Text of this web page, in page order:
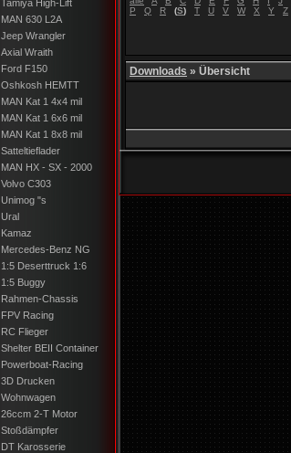
Tamiya High-Lift
MAN 630 L2A
Jeep Wrangler
Axial Wraith
Ford F150
Oshkosh HEMTT
MAN Kat 1 4x4 mil
MAN Kat 1 6x6 mil
MAN Kat 1 8x8 mil
Satteltieflader
MAN HX - SX - 2000
Volvo C303
Unimog "s
Ural
Kamaz
Mercedes-Benz NG
1:5 Deserttruck 1:6
1:5 Buggy
Rahmen-Chassis
FPV Racing
RC Flieger
Shelter BEII Container
Powerboat-Racing
3D Drucken
Wohnwagen
26ccm 2-T Motor
Stoßdämpfer
DT Karosserie
P
Q R (S) T U V W X Y Z
Downloads » Übersicht